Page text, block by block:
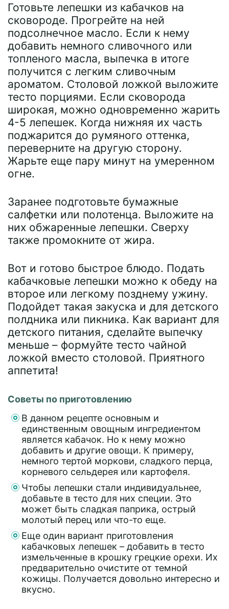
Готовьте лепешки из кабачков на
сковороде. Прогрейте на ней
подсолнечное масло. Если к нему
добавить немного сливочного или
топленого масла, выпечка в итоге
получится с легким сливочным
ароматом. Столовой ложкой выложите
тесто порциями. Если сковорода
широкая, можно одновременно жарить
4-5 лепешек. Когда нижняя их часть
поджарится до румяного оттенка,
переверните на другую сторону.
Жарьте еще пару минут на умеренном
огне.
Заранее подготовьте бумажные
салфетки или полотенца. Выложите на
них обжаренные лепешки. Сверху
также промокните от жира.
Вот и готово быстрое блюдо. Подать
кабачковые лепешки можно к обеду на
второе или легкому позднему ужину.
Подойдет такая закуска и для детского
полдника или пикника. Как вариант для
детского питания, сделайте выпечку
меньше – формуйте тесто чайной
ложкой вместо столовой. Приятного
аппетита!
Советы по приготовлению
В данном рецепте основным и
единственным овощным ингредиентом
является кабачок. Но к нему можно
добавить и другие овощи. К примеру,
немного тертой моркови, сладкого перца,
корневого сельдерея или картофеля.
Чтобы лепешки стали индивидуальнее,
добавьте в тесто для них специи. Это
может быть сладкая паприка, острый
молотый перец или что-то еще.
Еще один вариант приготовления
кабачковых лепешек – добавить в тесто
измельченные в крошку грецкие орехи. Их
предварительно очистите от темной
кожицы. Получается довольно интересно и
вкусно.